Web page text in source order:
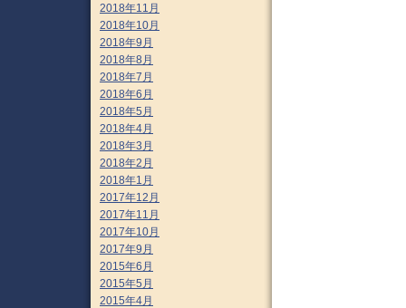
2018年11月
2018年10月
2018年9月
2018年8月
2018年7月
2018年6月
2018年5月
2018年4月
2018年3月
2018年2月
2018年1月
2017年12月
2017年11月
2017年10月
2017年9月
2015年6月
2015年5月
2015年4月